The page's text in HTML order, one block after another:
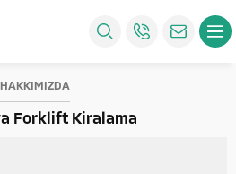
HAKKIMIZDA
Forklift Kiralama